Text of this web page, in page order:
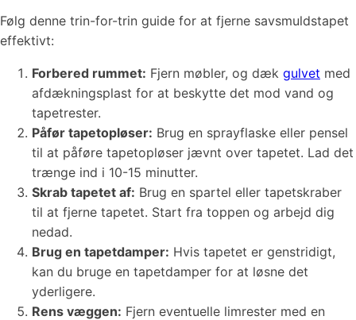
Følg denne trin-for-trin guide for at fjerne savsmuldstapet
effektivt:
Forbered rummet: Fjern møbler, og dæk gulvet med
afdækningsplast for at beskytte det mod vand og
tapetrester.
Påfør tapetopløser: Brug en sprayflaske eller pensel
til at påføre tapetopløser jævnt over tapetet. Lad det
trænge ind i 10-15 minutter.
Skrab tapetet af: Brug en spartel eller tapetskraber
til at fjerne tapetet. Start fra toppen og arbejd dig
nedad.
Brug en tapetdamper: Hvis tapetet er genstridigt,
kan du bruge en tapetdamper for at løsne det
yderligere.
Rens væggen: Fjern eventuelle limrester med en